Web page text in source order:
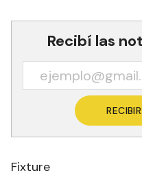
Recibí las
Fixture